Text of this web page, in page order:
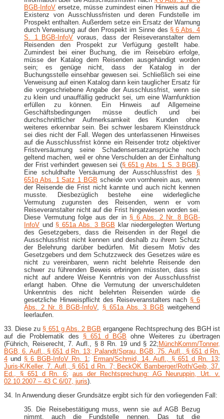
BGB-​InfoV ersetze, müsse zumindest einen Hinweis auf die
Existenz von Ausschlussfristen und deren Fundstelle im
Prospekt enthalten. Außerdem setze ein Ersatz der Warnung
durch Verweisung auf den Prospekt im Sinne des § 6 Abs. 4
S. 1 BGB-​InfoV voraus, dass der Reiseveranstalter dem
Reisenden den Prospekt zur Verfügung gestellt habe.
Zumindest bei einer Buchung, die im Reisebüro erfolge,
müsse der Katalog dem Reisenden ausgehändigt worden
sein; es genüge nicht, dass der Katalog in der
Buchungsstelle einsehbar gewesen sei. Schließlich sei eine
Verweisung auf einen Katalog dann kein tauglicher Ersatz für
die vorgeschriebene Angabe der Ausschlussfrist, wenn sie
zu klein und unauffällig gedruckt sei, um eine Warnfunktion
erfüllen zu können. Ein Hinweis auf Allgemeine
Geschäftsbedingungen müsse deutlich und bei
durchschnittlicher Aufmerksamkeit des Kunden ohne
weiteres erkennbar sein. Bei schwer lesbarem Kleinstdruck
sei dies nicht der Fall. Wegen des unterlassenen Hinweises
auf die Ausschlussfrist könne ein Reisender trotz objektiver
Fristversäumung seine Schadensersatzansprüche noch
geltend machen, weil er ohne Verschulden an der Einhaltung
der Frist verhindert gewesen sei (§ 651 g Abs. 1 S. 3 BGB).
Eine schuldhafte Versäumung der Ausschlussfrist des §
651g Abs. 1 Satz 1 BGB scheide von vornherein aus, wenn
der Reisende die Frist nicht kannte und auch nicht kennen
musste. Diesbezüglich bestehe eine widerlegliche
Vermutung zugunsten des Reisenden, wenn er vom
Reiseveranstalter nicht auf die Frist hingewiesen worden sei.
Diese Vermutung folge aus der in § 6 Abs. 2 Nr. 8 BGB-​
InfoV und § 651a Abs. 3 BGB klar niedergelegten Wertung
des Gesetzgebers, dass die Reisenden in der Regel die
Ausschlussfrist nicht kennen und deshalb zu ihrem Schutz
der Belehrung darüber bedürfen. Mit diesem Motiv des
Gesetzgebers und dem Schutzzweck des Gesetzes wäre es
nicht zu vereinbaren, wenn nicht belehrte Reisende den
schwer zu führenden Beweis erbringen müssten, dass sie
nicht auf andere Weise Kenntnis von der Ausschlussfrist
erlangt haben. Ohne die Vermutung der unverschuldeten
Unkenntnis des nicht belehrten Reisenden würde die
gesetzliche Hinweispflicht des Reiseveranstalters nach § 6
Abs. 2 Nr. 8 BGB-​InfoV, § 651a Abs. 3 BGB weitgehend
leerlaufen.
33. Diese zu § 651 g Abs. 2 BGB ergangene Rechtsprechung des BGH ist
auf die Problematik des § 651 d BGB ohne Weiteres zu übertragen
(Führich, Reiserecht, 7. Aufl., § 8 Rn. 19 und § 22;MünchKomm/Tonner,
BGB, 6. Aufl., § 651 d Rn. 13; Palandt/Sprau, BGB, 75. Aufl., § 651 d Rn.
4 und § 6 BGB-​InfoV Rn. 1 ; Erman/Schmid, 14. Aufl., § 651 d Rn. 13;
Juris-​K/Keller, 7. Aufl., § 651 d Rn. 7; BeckOK Bamberger/Roth/Geib, 37.
Ed., § 651 d Rn. 6;aus der Rechtsprechung: AG Neuruppin, Urt. v.
02.10.2007 – 43 C 6/07, juris).
34. In Anwendung dieser Grundsätze ergibt sich für den vorliegenden Fall:
35. Die Reisebestätigung muss, wenn sie auf AGB Bezug
nimmt, auch die Fundstelle nennen. Das tut die